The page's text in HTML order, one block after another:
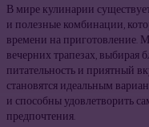
В мире кулинарии
и полезные комбинации,
времени на приготовление.
вечерних трапезах, выбирая
питательность и приятный
становятся идеальным
и способны удовлетворить
предпочтения.